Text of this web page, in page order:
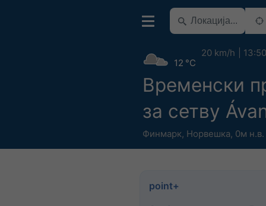
Временски
за сетву
Финмарк, Норвешка, 0м н.в.
12 °C
20 km/h 13:50
point+